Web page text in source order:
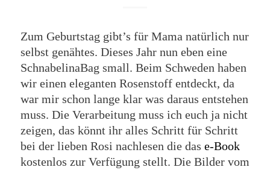
Zum Geburtstag gibt’s für Mama natürlich nur
selbst genähtes. Dieses Jahr nun eben eine
SchnabelinaBag small. Beim Schweden haben
wir einen eleganten Rosenstoff entdeckt, da
war mir schon lange klar was daraus entstehen
muss. Die Verarbeitung muss ich euch ja nicht
zeigen, das könnt ihr alles Schritt für Schritt
bei der lieben Rosi nachlesen die das e-Book
kostenlos zur Verfügung stellt. Die Bilder vom